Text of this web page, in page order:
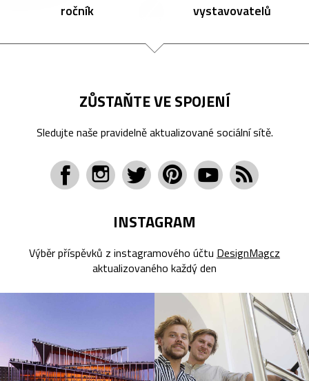
ročník vystavovatelů
ZŮSTAŇTE VE SPOJENÍ
Sledujte naše pravidelně aktualizované sociální sítě.
INSTAGRAM
Výběr příspěvků z instagramového účtu DesignMagcz
aktualizovaného každý den